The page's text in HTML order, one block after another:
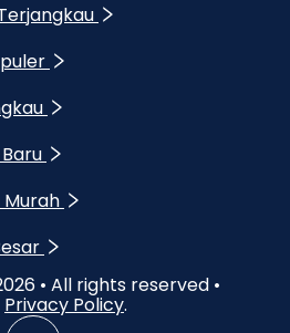
• All rights reserved •
Privacy Policy.